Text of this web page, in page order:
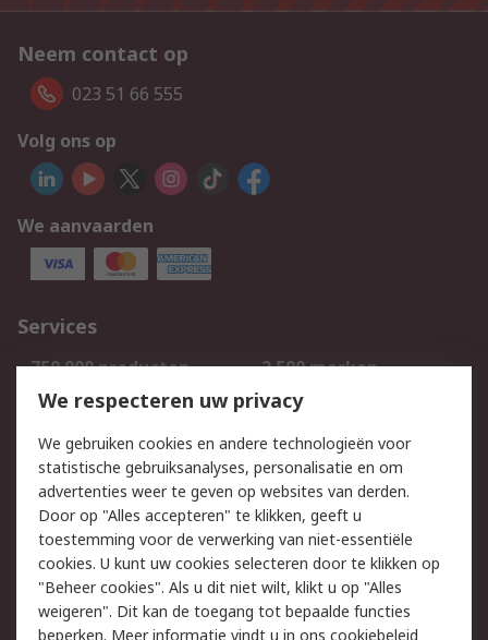
Neem contact op
023 51 66 555
Volg ons op
We aanvaarden
Services
750.000 producten
2.500 merken
Bestellen
Inkoopoplossingen
Track & Trace
Wettelijk
Cookiebeleid
Email veiligheid
Privacybeleid
Websitevoorwaarden
Algemene
We respecteren uw privacy
We gebruiken cookies en andere technologieën voor
statistische gebruiksanalyses, personalisatie en om
advertenties weer te geven op websites van derden.
Door op "Alles accepteren" te klikken, geeft u
toestemming voor de verwerking van niet-essentiële
cookies. U kunt uw cookies selecteren door te klikken op
"Beheer cookies". Als u dit niet wilt, klikt u op "Alles
weigeren". Dit kan de toegang tot bepaalde functies
beperken. Meer informatie vindt u in ons cookiebeleid